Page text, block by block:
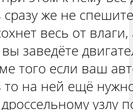
сразу же не
весь от
вы заведёте
того если ваш
то на ней ещё
узлу